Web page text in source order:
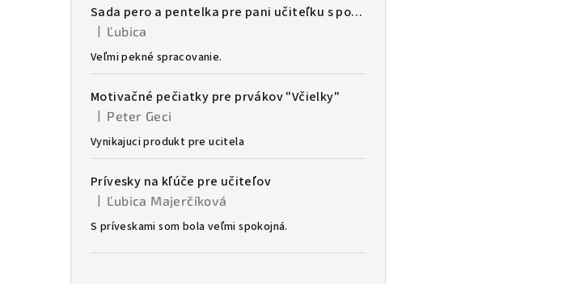
Sada pero a pentelka pre pani učiteľku s potlačou
Hodnotenie produktu je 5 z 5 hviezdičiek.
Ľubica
Veľmi pekné spracovanie.
Motivačné pečiatky pre prvákov "Včielky"
Hodnotenie produktu je 5 z 5 hviezdičiek.
Peter Geci
Vynikajuci produkt pre ucitela
Prívesky na kľúče pre učiteľov
Hodnotenie produktu je 5 z 5 hviezdičiek.
Ľubica Majerčíková
S príveskami som bola veľmi spokojná.